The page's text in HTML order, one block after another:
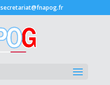
secretariat@fnapog.fr